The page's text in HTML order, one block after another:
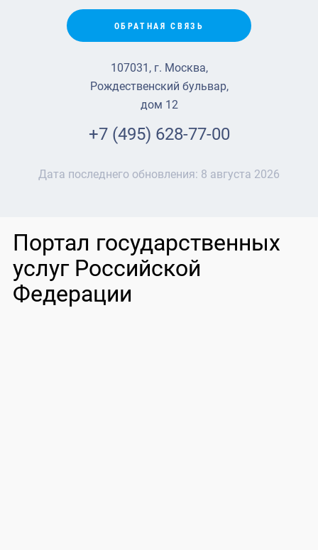
ОБРАТНАЯ СВЯЗЬ
107031, г. Москва,
Рождественский бульвар,
дом 12
+7 (495) 628-77-00
Дата последнего обновления: 8 августа 2026
Портал государственных
услуг Российской
Федерации